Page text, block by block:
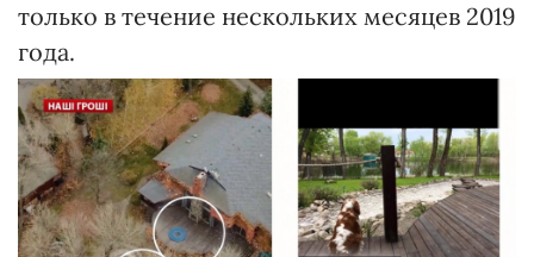
только в течение нескольких месяцев 2019
года.